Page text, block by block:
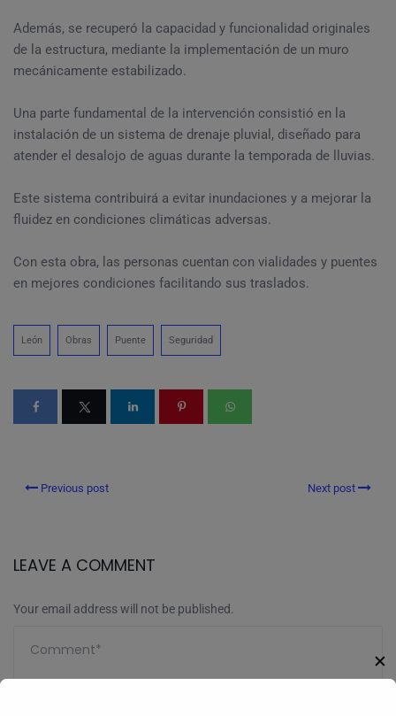
Además, se recuperó la capacidad y funcionalidad originales
de la estructura, mediante la implementación de un muro
mecánicamente estabilizado.
Una parte fundamental de la intervención consistió en la
instalación de un sistema de drenaje pluvial, diseñado para
atender el desalojo de aguas durante la temporada de lluvias.
Este sistema contribuirá a evitar inundaciones y a mejorar la
fluidez en condiciones climáticas adversas.
Con esta obra, las personas cuentan con vialidades y puentes
en mejores condiciones facilitando sus traslados.
León Obras Puente Seguridad
Previous post Next post
LEAVE A COMMENT
Your email address will not be published.
✕